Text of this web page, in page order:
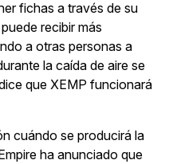
fichas a través de su
recibir más
a otras personas a
la caída de aire se
que XEMP funcionará
cuándo se producirá la
ha anunciado que